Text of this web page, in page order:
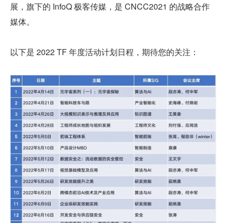
展，旗下的 InfoQ 极客传媒，是 CNCC2021 的战略合作
媒体。
以下是 2022 TF 年度活动计划日程，期待您的关注：